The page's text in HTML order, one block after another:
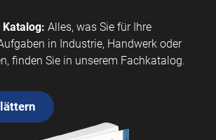
Alles, was Sie für Ihre
in Industrie, Handwerk oder
finden Sie in unserem Fachkatalog.